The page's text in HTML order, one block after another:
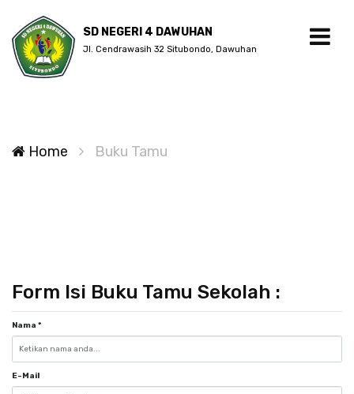
SD NEGERI 4 DAWUHAN
Jl. Cendrawasih 32 Situbondo, Dawuhan
Home Buku Tamu
Form Isi Buku Tamu Sekolah :
Nama *
E-Mail